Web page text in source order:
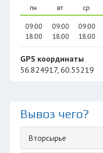
пн
09:00
18:00
вт
09:00
18:00
ср
09:00
18:00
GPS координаты
56.824917, 60.55219
Вывоз чего?
Вторсырье